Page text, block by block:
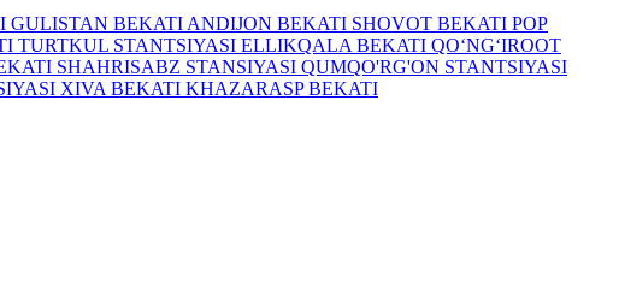
GULISTAN BEKATI ANDIJON BEKATI SHOVOT BEKATI POP
TURTKUL STANTSIYASI ELLIKQALA BEKATI QO‘NG‘IROOT
SHAHRISABZ STANSIYASI QUMQO'RG'ON STANTSIYASI
XIVA BEKATI KHAZARASP BEKATI